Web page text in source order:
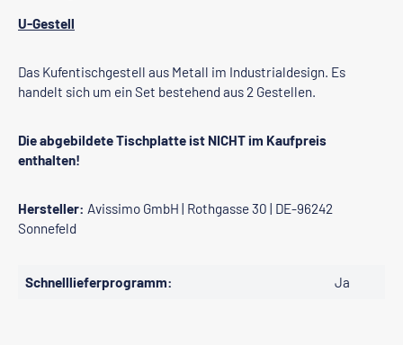
U-Gestell
Das Kufentischgestell aus Metall im Industrialdesign. Es
handelt sich um ein Set bestehend aus 2 Gestellen.
Die abgebildete Tischplatte ist NICHT im Kaufpreis
enthalten!
Hersteller: Avissimo GmbH | Rothgasse 30 | DE-96242
Sonnefeld
Schnelllieferprogramm: Ja